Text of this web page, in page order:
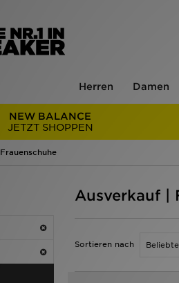
Herren Damen
NEW BALANCE
JETZT SHOPPEN
Frauenschuhe
Ausverkauf |
Sortieren nach